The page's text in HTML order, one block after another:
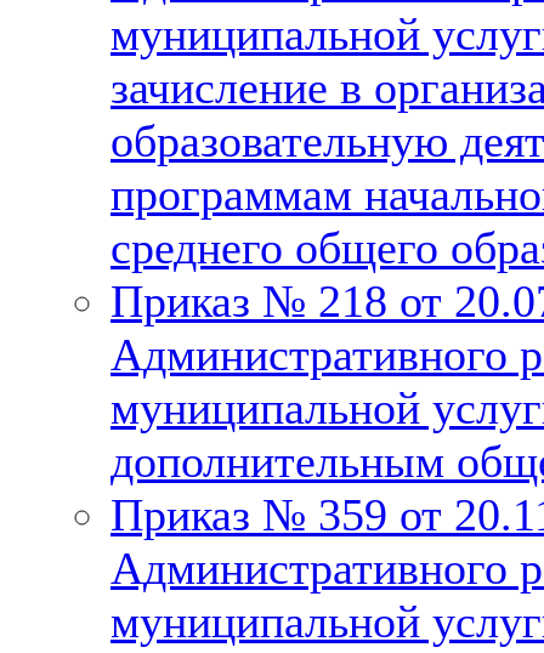
муниципальной
зачисление в
образовательную
программам
среднего общего
Приказ № 218 от
Административного
муниципальной
дополнительным
Приказ № 359 от
Административного
муниципальной